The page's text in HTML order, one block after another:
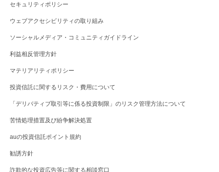
セキュリティポリシー
ウェブアクセシビリティの取り組み
ソーシャルメディア・コミュニティガイドライン
利益相反管理方針
マテリアリティポリシー
投資信託に関するリスク・費用について
「デリバティブ取引等に係る投資制限」のリスク管理方法について
苦情処理措置及び紛争解決処置
auの投資信託ポイント規約
勧誘方針
詐欺的な投資広告等に関する相談窓口